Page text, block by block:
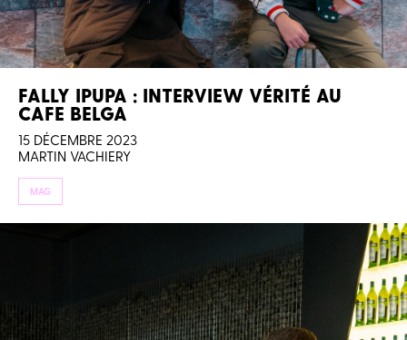
FALLY IPUPA : INTERVIEW VÉRITÉ AU
CAFE BELGA
15 DÉCEMBRE 2023
MARTIN VACHIERY
MAG